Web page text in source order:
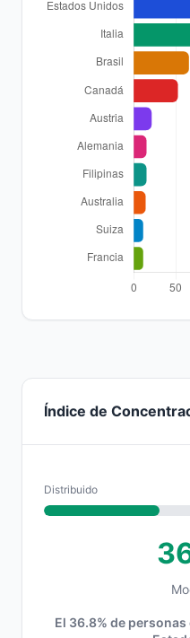
Índice de
Distribuido
El 36.8% de